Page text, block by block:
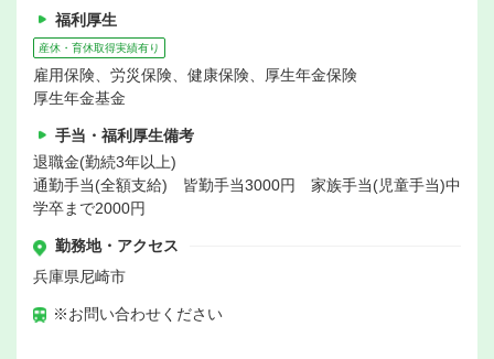
福利厚生
産休・育休取得実績有り
雇用保険、労災保険、健康保険、厚生年金保険
厚生年金基金
手当・福利厚生備考
退職金(勤続3年以上)
通勤手当(全額支給) 皆勤手当3000円 家族手当(児童手当)中
学卒まで2000円
勤務地・アクセス
兵庫県尼崎市
※お問い合わせください